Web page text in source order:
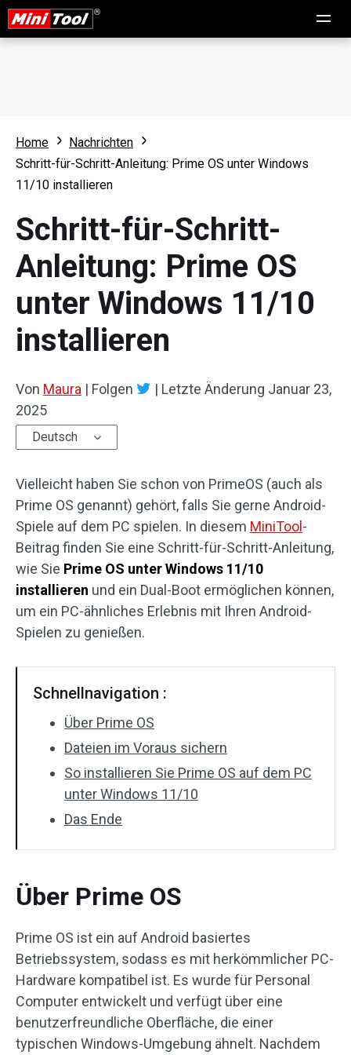
Home
Nachrichten
Schritt-für-Schritt-Anleitung: Prime OS unter Windows
11/10 installieren
Schritt-für-Schritt-
Anleitung: Prime OS
unter Windows 11/10
installieren
Von Maura | Folgen | Letzte Änderung Januar 23,
2025
Deutsch
Vielleicht haben Sie schon von PrimeOS (auch als
Prime OS genannt) gehört, falls Sie gerne Android-
Spiele auf dem PC spielen. In diesem MiniTool -
Beitrag finden Sie eine Schritt-für-Schritt-Anleitung,
wie Sie Prime OS unter Windows 11/10
installieren und ein Dual-Boot ermöglichen können,
um ein PC-ähnliches Erlebnis mit Ihren Android-
Spielen zu genießen.
Schnellnavigation :
Über Prime OS
Dateien im Voraus sichern
So installieren Sie Prime OS auf dem PC
unter Windows 11/10
Das Ende
Über Prime OS
Prime OS ist ein auf Android basiertes
Betriebssystem, sodass es mit herkömmlicher PC-
Hardware kompatibel ist. Es wurde für Personal
Computer entwickelt und verfügt über eine
benutzerfreundliche Oberfläche, die einer
typischen Windows-Umgebung ähnelt. Nachdem